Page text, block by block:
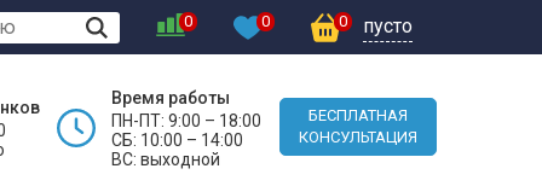
0 0 0 пусто
Время работы
ПН-ПТ: 9:00 – 18:00
СБ: 10:00 – 14:00
ВС: выходной
БЕСПЛАТНАЯ
КОНСУЛЬТАЦИЯ